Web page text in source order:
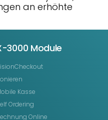
an erhöhte
3000 Module
Kasse
Ordering
Online